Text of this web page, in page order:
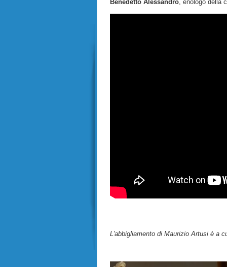
Benedetto Alessandro, enologo della
L'abbigliamento di Maurizio Artusi è a